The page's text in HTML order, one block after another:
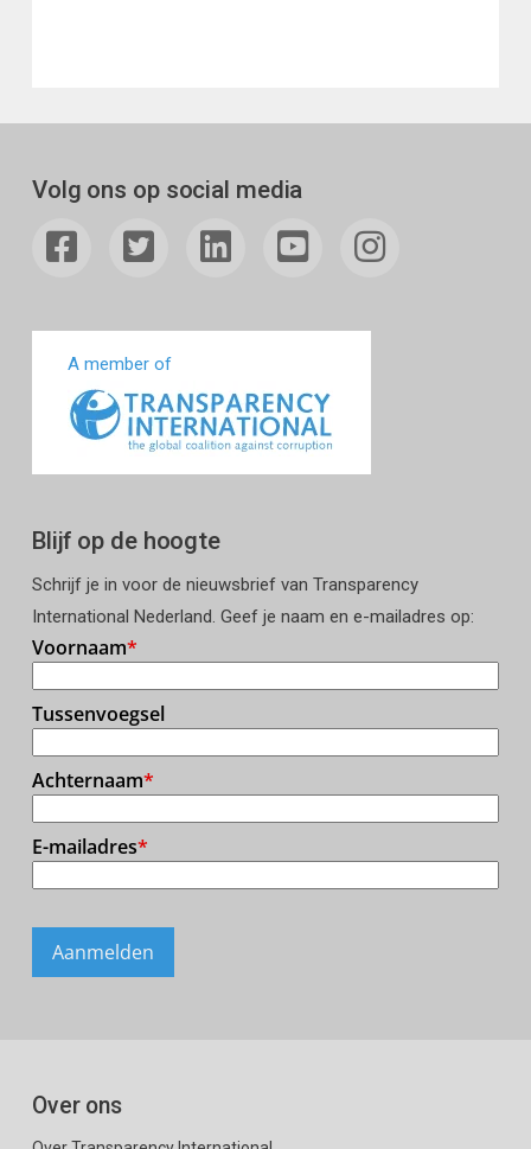
Volg ons op social media
A member of
Blijf op de hoogte
Schrijf je in voor de nieuwsbrief van Transparency
International Nederland. Geef je naam en e-mailadres op:
Over ons